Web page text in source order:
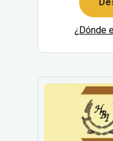
¿Dónde